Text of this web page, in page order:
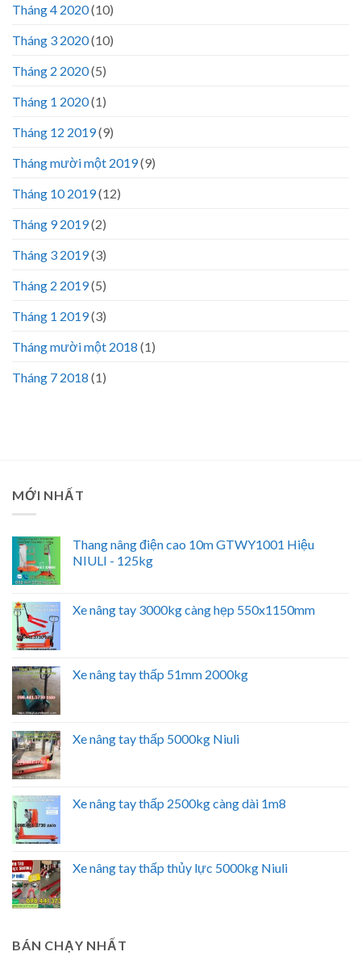
Tháng 4 2020(10)
Tháng 3 2020(10)
Tháng 2 2020(5)
Tháng 1 2020(1)
Tháng 12 2019(9)
Tháng mười một 2019(9)
Tháng 10 2019(12)
Tháng 9 2019(2)
Tháng 3 2019(3)
Tháng 2 2019(5)
Tháng 1 2019(3)
Tháng mười một 2018 (1)
Tháng 7 2018 (1)
MỚI NHẤT
Thang nâng điện cao 10m GTWY1001 Hiệu
NIULI - 125kg
Xe nâng tay 3000kg càng hẹp 550x1150mm
Xe nâng tay thấp 51mm 2000kg
Xe nâng tay thấp 5000kg Niuli
Xe nâng tay thấp 2500kg càng dài 1m8
Xe nâng tay thấp thủy lực 5000kg Niuli
BÁN CHẠY NHẤT